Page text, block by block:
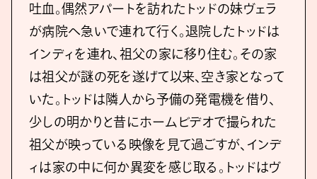
吐血。偶然アパートを訪れたトッドの妹ヴェラ
が病院へ急いで連れて行く。退院したトッドは
インディを連れ、祖父の家に移り住む。その家
は祖父が謎の死を遂げて以来、空き家となって
いた。トッドは隣人から予備の発電機を借り、
少しの明かりと昔にホームビデオで撮られた
祖父が映っている映像を見て過ごすが、インデ
ィは家の中に何か異変を感じ取る。トッドはヴ